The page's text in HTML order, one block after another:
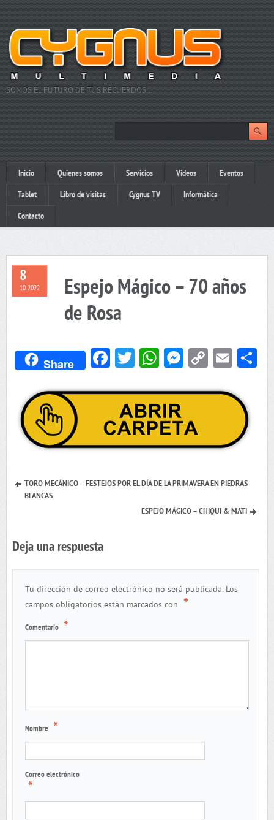
SOMOS EL FUTURO DE TUS RECUERDOS…
Inicio Quienes somos Servicios Videos Eventos
Tablet Libro de visitas Cygnus TV Informática
Contacto
8
10 2022
Espejo Mágico – 70 años
de Rosa
Share Facebook
Twitter
WhatsApp
Messenger
Copy
TORO MECÁNICO – FESTEJOS POR EL DÍA DE LA PRIMAVERA EN PIEDRAS
BLANCAS
ESPEJO MÁGICO – CHIQUI & MATI
Deja una respuesta
Tu dirección de correo electrónico no será publicada. Los
campos obligatorios están marcados con *
Comentario *
Nombre *
Correo electrónico
*